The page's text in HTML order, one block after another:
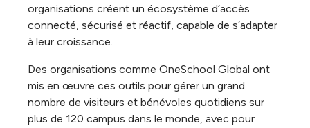
organisations créent un écosystème d’accès
connecté, sécurisé et réactif, capable de s’adapter
à leur croissance.
Des organisations comme OneSchool Global ont
mis en œuvre ces outils pour gérer un grand
nombre de visiteurs et bénévoles quotidiens sur
plus de 120 campus dans le monde, avec pour